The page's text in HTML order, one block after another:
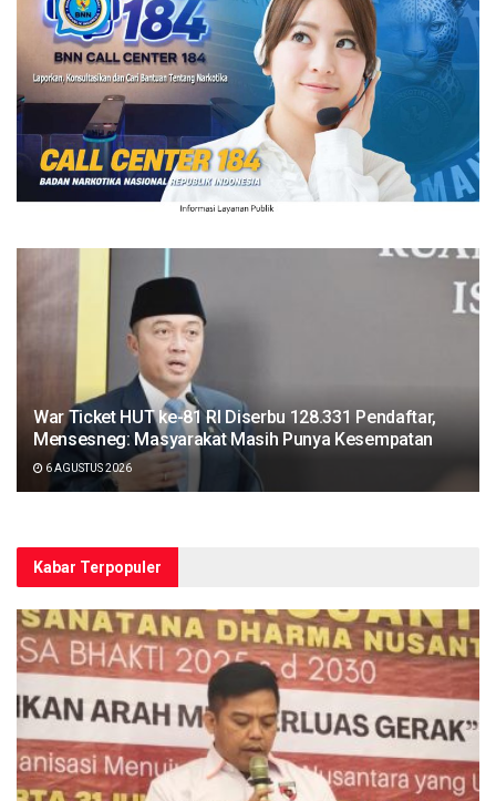
War Ticket HUT ke-81 RI Diserbu 128.331 Pendaftar,
Mensesneg: Masyarakat Masih Punya Kesempatan
6 AGUSTUS 2026
Kabar Terpopuler